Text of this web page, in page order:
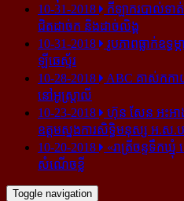
10-31-2018
កីឡាករ​បាល់ទា
ជិត​ដាច់ក និង​ដាច់​លិង្គ
10-31-2018
រូបភាព​ធ្លាក់​ឧទ្
ឡីឆេស្ទ័រ
10-28-2018
ABC គាស់​កក
នៅ​អូស្ត្រាលី
10-23-2018
ហ៊ុន សែន អះអា
ឧត្តម​ស្នងការ​សិទ្ធិ​មនុស្ស អ.ស.ប
10-20-2018
«រាត្រីចន្ទទឹកឃ្
សំណើចខ្លី
Toggle navigation